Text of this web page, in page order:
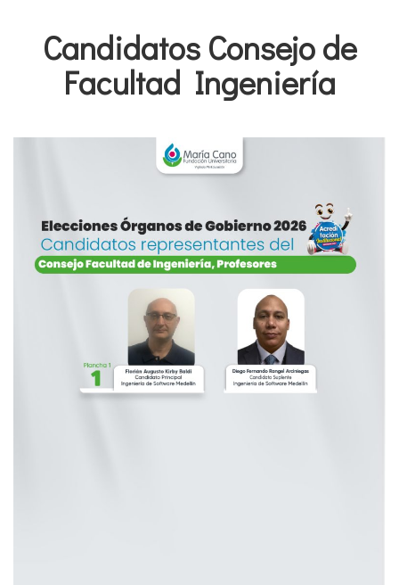
Candidatos Consejo de
Facultad Ingeniería